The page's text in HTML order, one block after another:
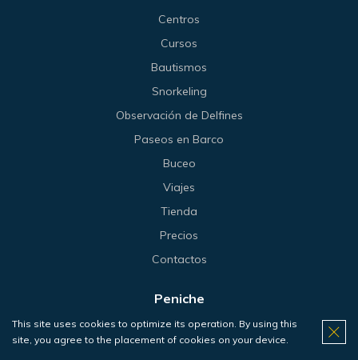
Centros
Cursos
Bautismos
Snorkeling
Observación de Delfines
Paseos en Barco
Buceo
Viajes
Tienda
Precios
Contactos
Peniche
Centro
This site uses cookies to optimize its operation. By using this
site, you agree to the placement of cookies on your device.